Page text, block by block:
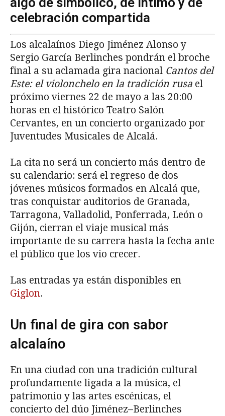
celebración compartida
Los alcalaínos Diego Jiménez Alonso y
Sergio García Berlinches pondrán el broche
final a su aclamada gira nacional Cantos del
Este: el violonchelo en la tradición rusa el
próximo viernes 22 de mayo a las 20:00
horas en el histórico Teatro Salón
Cervantes, en un concierto organizado por
Juventudes Musicales de Alcalá.
La cita no será un concierto más dentro de
su calendario: será el regreso de dos
jóvenes músicos formados en Alcalá que,
tras conquistar auditorios de Granada,
Tarragona, Valladolid, Ponferrada, León o
Gijón, cierran el viaje musical más
importante de su carrera hasta la fecha ante
el público que los vio crecer.
Las entradas ya están disponibles en
Giglon.
Un final de gira con sabor
alcalaíno
En una ciudad con una tradición cultural
profundamente ligada a la música, el
patrimonio y las artes escénicas, el
concierto del dúo Jiménez–Berlinches